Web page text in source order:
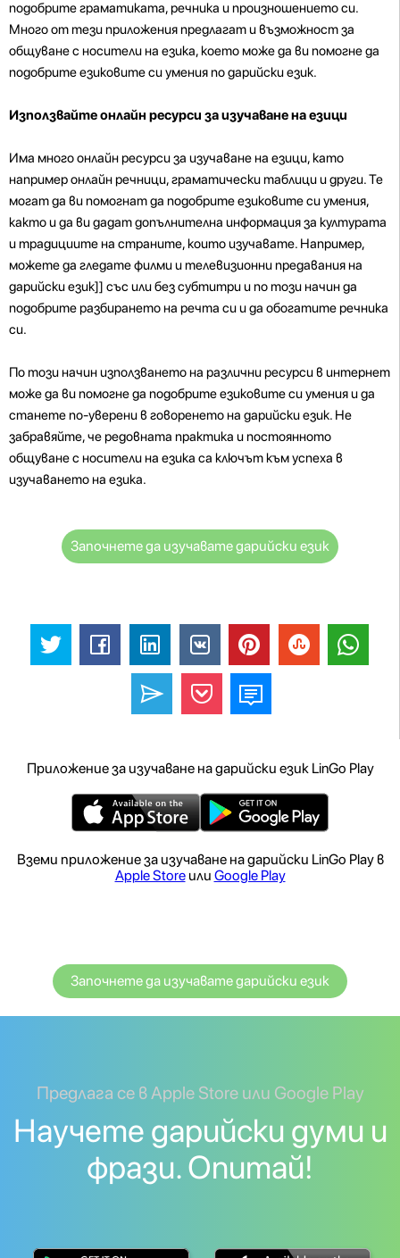
подобрите граматиката, речника и произношението си.
Много от тези приложения предлагат и възможност за
общуване с носители на езика, което може да ви помогне да
подобрите езиковите си умения по дарийски език.
Използвайте онлайн ресурси за изучаване на езици
Има много онлайн ресурси за изучаване на езици, като
например онлайн речници, граматически таблици и други. Те
могат да ви помогнат да подобрите езиковите си умения,
както и да ви дадат допълнителна информация за културата
и традициите на страните, които изучавате. Например,
можете да гледате филми и телевизионни предавания на
дарийски език]] със или без субтитри и по този начин да
подобрите разбирането на речта си и да обогатите речника
си.
По този начин използването на различни ресурси в интернет
може да ви помогне да подобрите езиковите си умения и да
станете по-уверени в говоренето на дарийски език. Не
забравяйте, че редовната практика и постоянното
общуване с носители на езика са ключът към успеха в
изучаването на езика.
Започнете да изучавате дарийски език
Приложение за изучаване на дарийски език LinGo Play
Вземи приложение за изучаване на дарийски LinGo Play в
Apple Storeили Google Play
Започнете да изучавате дарийски език
Предлага се в Apple Store или Google Play
Научете дарийски думи и
фрази. Опитай!